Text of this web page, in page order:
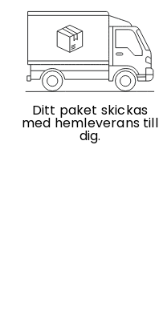
Ditt paket skickas
med hemleverans till
dig.